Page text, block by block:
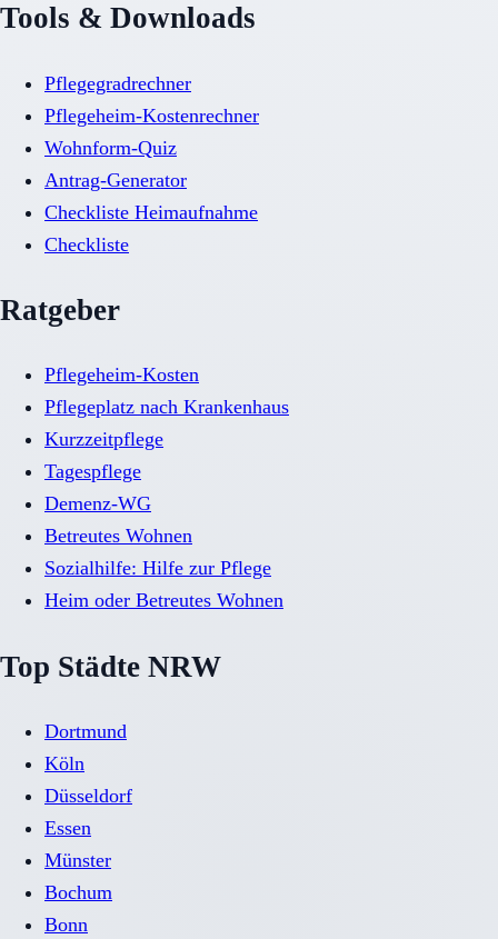
Tools & Downloads
Pflegegradrechner
Pflegeheim-Kostenrechner
Wohnform-Quiz
Antrag-Generator
Checkliste Heimaufnahme
Checkliste
Ratgeber
Pflegeheim-Kosten
Pflegeplatz nach Krankenhaus
Kurzzeitpflege
Tagespflege
Demenz-WG
Betreutes Wohnen
Sozialhilfe: Hilfe zur Pflege
Heim oder Betreutes Wohnen
Top Städte NRW
Dortmund
Köln
Düsseldorf
Essen
Münster
Bochum
Bonn